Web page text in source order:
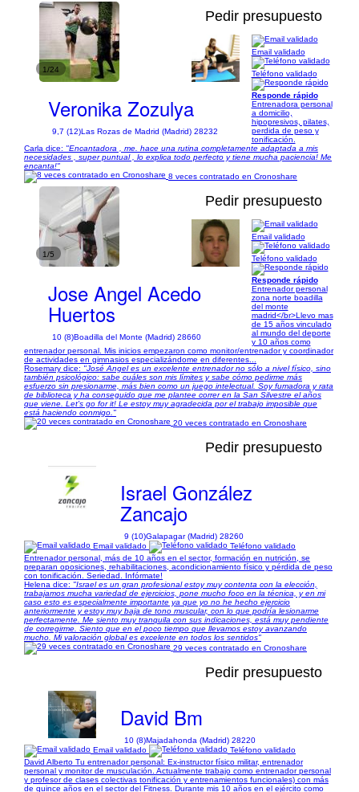
1/24
Pedir presupuesto
Veronika Zozulya
9,7 (12)Las Rozas de Madrid (Madrid) 28232
Email validado
Teléfono validado
Responde rápido
Entrenadora personal
a domicilio,
hipopresivos, pilates,
perdida de peso y
tonificación.
Carla dice: "Encantadora , me. hace una rutina completamente adaptada a mis
necesidades , super puntual , lo explica todo perfecto y tiene mucha paciencia! Me
encanta!"
8 veces contratado en Cronoshare
1/5
Pedir presupuesto
Jose Angel Acedo
Huertos
10 (8)Boadilla del Monte (Madrid) 28660
Email validado
Teléfono validado
Responde rápido
Entrenador personal
zona norte boadilla
del monte
madrid</br>Llevo mas
de 15 años vinculado
al mundo del deporte
y 10 años como
entrenador personal. Mis inicios empezaron como monitor/entrenador y coordinador
de actividades en gimnasios especializándome en diferentes...
Rosemary dice: "José Angel es un excelente entrenador no sólo a nivel físico, sino
también psicológico: sabe cuáles son mis límites y sabe cómo pedirme más
esfuerzo sin presionarme, más bien como un juego intelectual. Soy fumadora y rata
de biblioteca y ha conseguido que me plantee correr en la San Silvestre el años
que viene. Let's go for it! Le estoy muy agradecida por el trabajo imposible que
está haciendo conmigo."
20 veces contratado en Cronoshare
Pedir presupuesto
Israel González
Zancajo
9 (10)Galapagar (Madrid) 28260
Email validado
Teléfono validado
Entrenador personal, más de 10 años en el sector, formación en nutrición, se
preparan oposiciones, rehabilitaciones, acondicionamiento físico y pérdida de peso
con tonificación. Seriedad. Infórmate!
Helena dice: "Israel es un gran profesional estoy muy contenta con la elección,
trabajamos mucha variedad de ejercicios, pone mucho foco en la técnica, y en mi
caso esto es especialmente importante ya que yo no he hecho ejercicio
anteriormente y estoy muy baja de tono muscular, con lo que podría lesionarme
perfectamente. Me siento muy tranquila con sus indicaciones, está muy pendiente
de corregirme. Siento que en el poco tiempo que llevamos estoy avanzando
mucho. Mi valoración global es excelente en todos los sentidos"
29 veces contratado en Cronoshare
Pedir presupuesto
David Bm
10 (8)Majadahonda (Madrid) 28220
Email validado
Teléfono validado
David Alberto Tu entrenador personal: Ex-instructor físico militar, entrenador
personal y monitor de musculación. Actualmente trabajo como entrenador personal
y profesor de clases colectivas tonificación y entrenamientos funcionales) con más
de quince años en el sector del Fitness. Durante mis 10 años en el ejército como